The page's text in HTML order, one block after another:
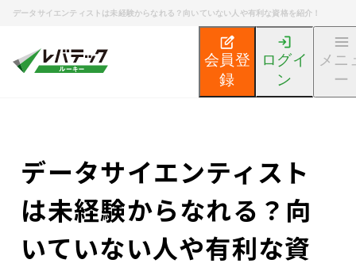
データサイエンティストは未経験からなれる？向いていない人や有利な資格を紹介！
会員登
録
ログイ
ン
メニ
ー
エンジニア就活ノウハウ記事
データサイエンティスト
は未経験からなれる？向
いていない人や有利な資